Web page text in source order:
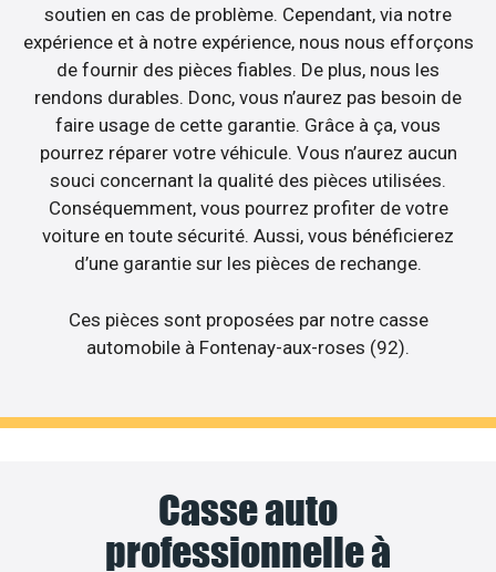
soutien en cas de problème. Cependant, via notre
expérience et à notre expérience, nous nous efforçons
de fournir des pièces fiables. De plus, nous les
rendons durables. Donc, vous n’aurez pas besoin de
faire usage de cette garantie. Grâce à ça, vous
pourrez réparer votre véhicule. Vous n’aurez aucun
souci concernant la qualité des pièces utilisées.
Conséquemment, vous pourrez profiter de votre
voiture en toute sécurité. Aussi, vous bénéficierez
d’une garantie sur les pièces de rechange.
Ces pièces sont proposées par notre casse
automobile à Fontenay-aux-roses (92).
Casse auto
professionnelle à